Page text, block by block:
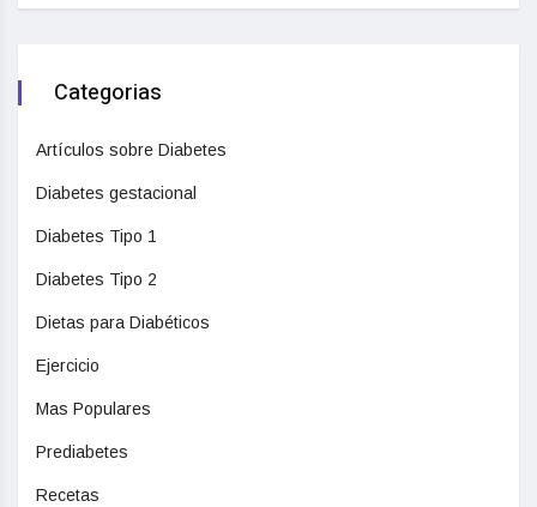
Categorias
Artículos sobre Diabetes
Diabetes gestacional
Diabetes Tipo 1
Diabetes Tipo 2
Dietas para Diabéticos
Ejercicio
Mas Populares
Prediabetes
Recetas